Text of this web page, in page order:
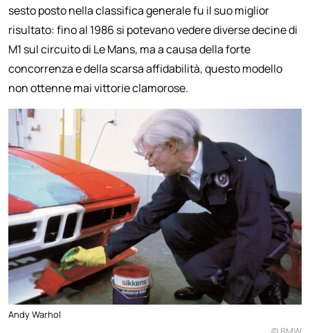
sesto posto nella classifica generale fu il suo miglior
risultato: fino al 1986 si potevano vedere diverse decine di
M1 sul circuito di Le Mans, ma a causa della forte
concorrenza e della scarsa affidabilità, questo modello
non ottenne mai vittorie clamorose.
Andy Warhol